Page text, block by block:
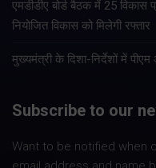
एमडीडीए बोर्ड बैठक में 25 विकास
नियोजित विकास को मिलेगी रफ्तार
मुख्यमंत्री के दिशा-निर्देशों में
Subscribe to our
Want to be notified when